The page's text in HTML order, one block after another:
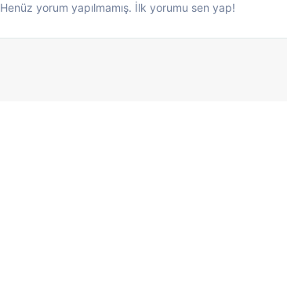
Henüz yorum yapılmamış. İlk yorumu sen yap!